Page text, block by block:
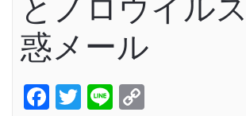
とノロウイル
惑メール
Facebook
Twitter
Line